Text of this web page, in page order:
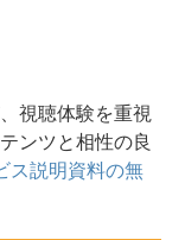
視聴体験を重視
ンツと相性の良
ス説明資料の無